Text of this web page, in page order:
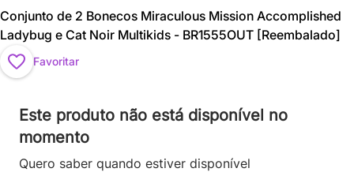
Conjunto de 2 Bonecos Miraculous Mission Accomplished
Ladybug e Cat Noir Multikids - BR1555OUT [Reembalado]
Favoritar
Este produto não está disponível no
momento
Quero saber quando estiver disponível